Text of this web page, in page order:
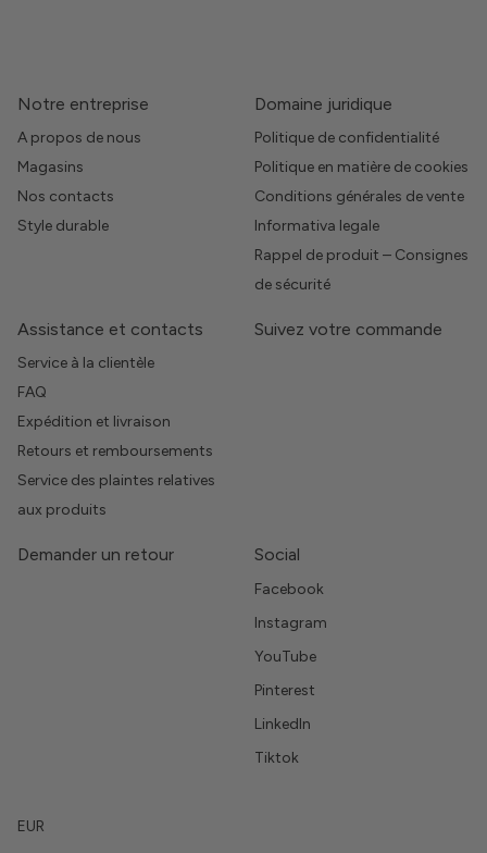
Notre entreprise
A propos de nous
Magasins
Nos contacts
Style durable
Domaine juridique
Politique de confidentialité
Politique en matière de cookies
Conditions générales de vente
Informativa legale
Rappel de produit – Consignes
de sécurité
Assistance et contacts
Service à la clientèle
FAQ
Expédition et livraison
Retours et remboursements
Service des plaintes relatives
aux produits
Suivez votre commande
Demander un retour Social
Facebook
Instagram
YouTube
Pinterest
LinkedIn
Tiktok
EUR